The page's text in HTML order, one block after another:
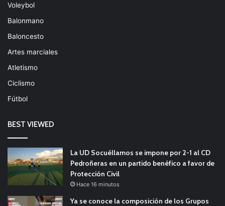
Voleybol
Balonmano
Baloncesto
Artes marciales
Atletismo
Ciclismo
Fútbol
BEST VIEWED
La UD Socuéllamos se impone por 2-1 al CD
Pedroñeras en un partido benéfico a favor de
Protección Civil
Hace 16 minutos
Ya se conoce la composición de los Grupos